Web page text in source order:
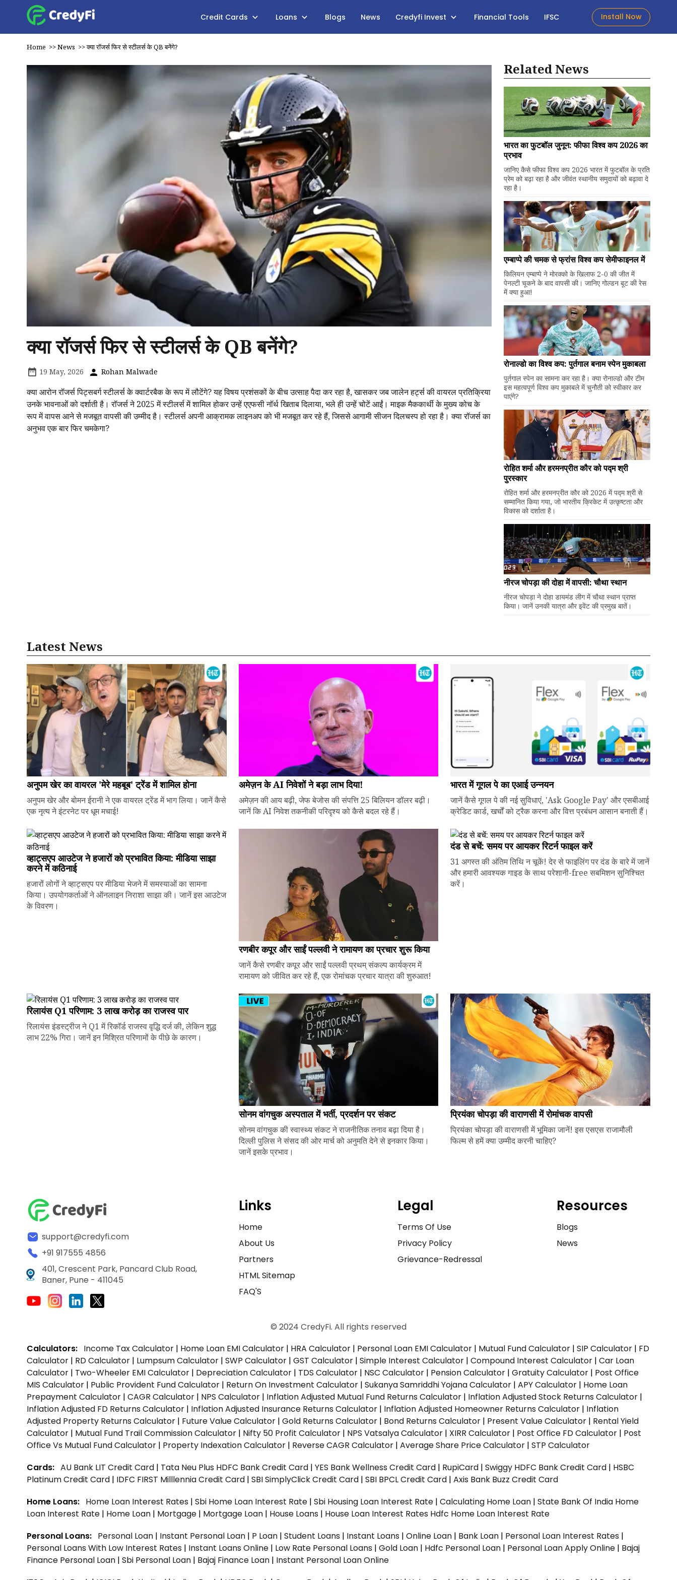
Credit Cards Loans Blogs News Credyfi Invest Financial Tools IFSC Install Now
Home >>News >>क्या रॉजर्स फिर से स्टीलर्स के QB बनेंगे?
क्या रॉजर्स फिर से स्टीलर्स के QB बनेंगे?
19 May, 2026 Rohan Malwade
क्या आरोन रॉजर्स पिट्सबर्ग स्टीलर्स के क्वार्टरबैक के रूप में लौटेंगे? यह विषय प्रशंसकों के बीच उत्साह पैदा कर रहा है, खासकर जब जालेन हर्ट्स की वायरल प्रतिक्रिया
उनके भावनाओं को दर्शाती है। रॉजर्स ने 2025 में स्टीलर्स में शामिल होकर उन्हें एएफसी नॉर्थ खिताब दिलाया, भले ही उन्हें चोटें आईं। माइक मैककार्थी के मुख्य कोच के
रूप में वापस आने से मजबूत वापसी की उम्मीद है। स्टीलर्स अपनी आक्रामक लाइनअप को भी मजबूत कर रहे हैं, जिससे आगामी सीजन दिलचस्प हो रहा है। क्या रॉजर्स का
अनुभव एक बार फिर चमकेगा?
Related News
भारत का फुटबॉल जुनून: फीफा विश्व कप 2026 का
प्रभाव
जानिए कैसे फीफा विश्व कप 2026 भारत में फुटबॉल के प्रति
प्रेम को बढ़ा रहा है और जीवंत स्थानीय समुदायों को बढ़ावा दे
रहा है।
एम्बाप्पे की चमक से फ्रांस विश्व कप सेमीफाइनल में
किलियन एम्बाप्पे ने मोरक्को के खिलाफ 2-0 की जीत में
पेनल्टी चूकने के बाद वापसी की। जानिए गोल्डन बूट की रेस
में क्या हुआ!
रोनाल्डो का विश्व कप: पुर्तगाल बनाम स्पेन मुकाबला
पुर्तगाल स्पेन का सामना कर रहा है। क्या रोनाल्डो और टीम
इस महत्वपूर्ण विश्व कप मुकाबले में चुनौती को स्वीकार कर
पाएंगे?
रोहित शर्मा और हरमनप्रीत कौर को पद्म श्री
पुरस्कार
रोहित शर्मा और हरमनप्रीत कौर को 2026 में पद्म श्री से
सम्मानित किया गया, जो भारतीय क्रिकेट में उत्कृष्टता और
विकास को दर्शाता है।
नीरज चोपड़ा की दोहा में वापसी: चौथा स्थान
नीरज चोपड़ा ने दोहा डायमंड लीग में चौथा स्थान प्राप्त
किया। जानें उनकी यात्रा और इवेंट की प्रमुख बातें।
Latest News
अनुपम खेर का वायरल 'मेरे महबूब' ट्रेंड में शामिल होना
अनुपम खेर और बोमन ईरानी ने एक वायरल ट्रेंड में भाग लिया। जानें कैसे
एक नृत्य ने इंटरनेट पर धूम मचाई!
अमेज़न के AI निवेशों ने बड़ा लाभ दिया!
अमेज़न की आय बढ़ी, जेफ बेजोस की संपत्ति 25 बिलियन डॉलर बढ़ी।
जानें कि AI निवेश तकनीकी परिदृश्य को कैसे बदल रहे हैं।
भारत में गूगल पे का एआई उन्नयन
जानें कैसे गूगल पे की नई सुविधाएं, 'Ask Google Pay' और एसबीआई
क्रेडिट कार्ड, खर्चों को ट्रैक करना और वित्त प्रबंधन आसान बनाती हैं।
व्हाट्सएप आउटेज ने हजारों को प्रभावित किया: मीडिया साझा
करने में कठिनाई
हजारों लोगों ने व्हाट्सएप पर मीडिया भेजने में समस्याओं का सामना
किया। उपयोगकर्ताओं ने ऑनलाइन निराशा साझा की। जानें इस आउटेज
के विवरण।
रणबीर कपूर और साईं पल्लवी ने रामायण का प्रचार शुरू किया
जानें कैसे रणबीर कपूर और साईं पल्लवी प्रथम् संकल्प कार्यक्रम में
रामायण को जीवित कर रहे हैं, एक रोमांचक प्रचार यात्रा की शुरुआत!
दंड से बचें: समय पर आयकर रिटर्न फाइल करें
31 अगस्त की अंतिम तिथि न चूकें! देर से फाइलिंग पर दंड के बारे में जानें
और हमारी आवश्यक गाइड के साथ परेशानी-free सबमिशन सुनिश्चित
करें।
रिलायंस Q1 परिणाम: ₹3 लाख करोड़ का राजस्व पार
रिलायंस इंडस्ट्रीज ने Q1 में रिकॉर्ड राजस्व वृद्धि दर्ज की, लेकिन शुद्ध
लाभ 22% गिरा। जानें इन मिश्रित परिणामों के पीछे के कारण।
सोनम वांगचुक अस्पताल में भर्ती, प्रदर्शन पर संकट
सोनम वांगचुक की स्वास्थ्य संकट ने राजनीतिक तनाव बढ़ा दिया है।
दिल्ली पुलिस ने संसद की ओर मार्च को अनुमति देने से इनकार किया।
जानें इसके प्रभाव।
प्रियंका चोपड़ा की वाराणसी में रोमांचक वापसी
प्रियंका चोपड़ा की वाराणसी में भूमिका जानें! इस एसएस राजामौली
फिल्म से हमें क्या उम्मीद करनी चाहिए?
support@credyfi.com
+91 917555 4856
401, Crescent Park, Pancard Club Road,
Baner, Pune - 411045
Links
Home
About Us
Partners
HTML Sitemap
FAQ'S
Legal
Terms Of Use
Privacy Policy
Grievance-Redressal
Resources
Blogs
News
© 2024 CredyFi. All rights reserved
Calculators: Income Tax Calculator | Home Loan EMI Calculator | HRA Calculator | Personal Loan EMI Calculator | Mutual Fund Calculator | SIP Calculator | FD
Calculator | RD Calculator | Lumpsum Calculator | SWP Calculator | GST Calculator | Simple Interest Calculator | Compound Interest Calculator | Car Loan
Calculator | Two-Wheeler EMI Calculator | Depreciation Calculator | TDS Calculator | NSC Calculator | Pension Calculator | Gratuity Calculator | Post Office
MIS Calculator | Public Provident Fund Calculator | Return On Investment Calculator | Sukanya Samriddhi Yojana Calculator | APY Calculator | Home Loan
Prepayment Calculator | CAGR Calculator | NPS Calculator | Inflation Adjusted Mutual Fund Returns Calculator | Inflation Adjusted Stock Returns Calculator |
Inflation Adjusted FD Returns Calculator | Inflation Adjusted Insurance Returns Calculator | Inflation Adjusted Homeowner Returns Calculator | Inflation
Adjusted Property Returns Calculator | Future Value Calculator | Gold Returns Calculator | Bond Returns Calculator | Present Value Calculator | Rental Yield
Calculator | Mutual Fund Trail Commission Calculator | Nifty 50 Profit Calculator | NPS Vatsalya Calculator | XIRR Calculator | Post Office FD Calculator | Post
Office Vs Mutual Fund Calculator | Property Indexation Calculator | Reverse CAGR Calculator | Average Share Price Calculator | STP Calculator
Cards: AU Bank LIT Credit Card | Tata Neu Plus HDFC Bank Credit Card | YES Bank Wellness Credit Card | RupiCard | Swiggy HDFC Bank Credit Card | HSBC
Platinum Credit Card | IDFC FIRST Milllennia Credit Card | SBI SimplyClick Credit Card | SBI BPCL Credit Card | Axis Bank Buzz Credit Card
Home Loans: Home Loan Interest Rates | Sbi Home Loan Interest Rate | Sbi Housing Loan Interest Rate | Calculating Home Loan | State Bank Of India Home
Loan Interest Rate | Home Loan | Mortgage | Mortgage Loan | House Loans | House Loan Interest Rates Hdfc Home Loan Interest Rate
Personal Loans: Personal Loan | Instant Personal Loan | P Loan | Student Loans | Instant Loans | Online Loan | Bank Loan | Personal Loan Interest Rates |
Personal Loans With Low Interest Rates | Instant Loans Online | Low Rate Personal Loans | Gold Loan | Hdfc Personal Loan | Personal Loan Apply Online | Bajaj
Finance Personal Loan | Sbi Personal Loan | Bajaj Finance Loan | Instant Personal Loan Online